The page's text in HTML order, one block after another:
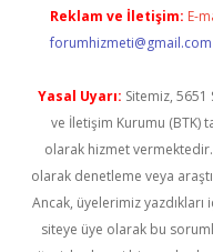
Reklam ve İletişim: E-
forumhizmeti@gmail.com
Yasal Uyarı: Sitemiz, 5651
ve İletişim Kurumu (BTK)
olarak hizmet
olarak denetleme veya
Ancak, üyelerimiz
siteye üye olarak bu